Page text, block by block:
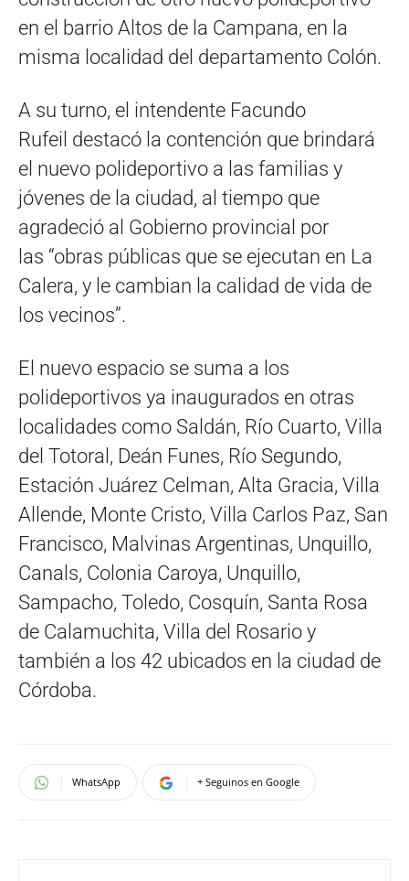
en el barrio Altos de la Campana, en la
misma localidad del departamento Colón.
A su turno, el intendente Facundo
Rufeil destacó la contención que brindará
el nuevo polideportivo a las familias y
jóvenes de la ciudad, al tiempo que
agradeció al Gobierno provincial por
las “obras públicas que se ejecutan en La
Calera, y le cambian la calidad de vida de
los vecinos”.
El nuevo espacio se suma a los
polideportivos ya inaugurados en otras
localidades como Saldán, Río Cuarto, Villa
del Totoral, Deán Funes, Río Segundo,
Estación Juárez Celman, Alta Gracia, Villa
Allende, Monte Cristo, Villa Carlos Paz, San
Francisco, Malvinas Argentinas, Unquillo,
Canals, Colonia Caroya, Unquillo,
Sampacho, Toledo, Cosquín, Santa Rosa
de Calamuchita, Villa del Rosario y
también a los 42 ubicados en la ciudad de
Córdoba.
WhatsApp + Seguinos en Google